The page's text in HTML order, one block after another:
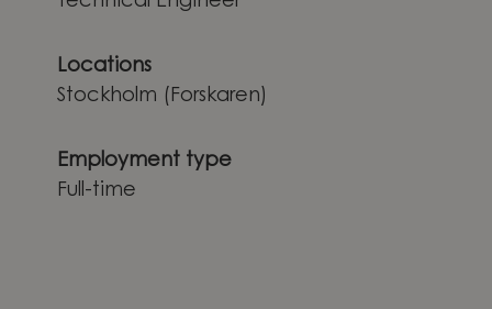
Locations
Stockholm (Forskaren)
Employment type
Full-time